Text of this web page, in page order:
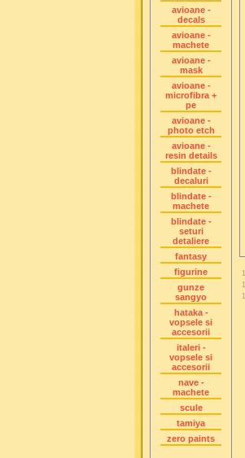
avioane -
decals
avioane -
machete
avioane -
mask
avioane -
microfibra +
pe
avioane -
photo etch
avioane -
resin details
blindate -
decaluri
blindate -
machete
blindate -
seturi
detaliere
fantasy
figurine
gunze
sangyo
hataka -
vopsele si
accesorii
italeri -
vopsele si
accesorii
nave -
machete
scule
tamiya
zero paints